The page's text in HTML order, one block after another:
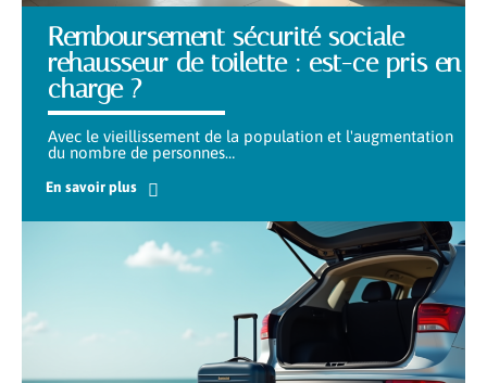
Remboursement sécurité sociale
rehausseur de toilette : est-ce pris en
charge ?
Avec le vieillissement de la population et l'augmentation
du nombre de personnes…
En savoir plus